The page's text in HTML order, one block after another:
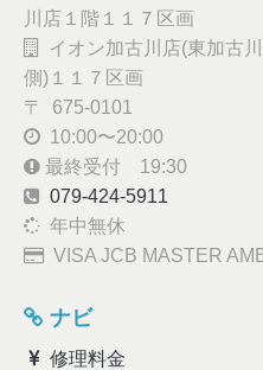
川店１階１１７区画
イオン加古川店(東加古
側)１１７区画
〒 675-0101
10:00〜20:00
最終受付 19:30
079-424-5911
年中無休
VISA JCB MASTER
ナビ
修理料金